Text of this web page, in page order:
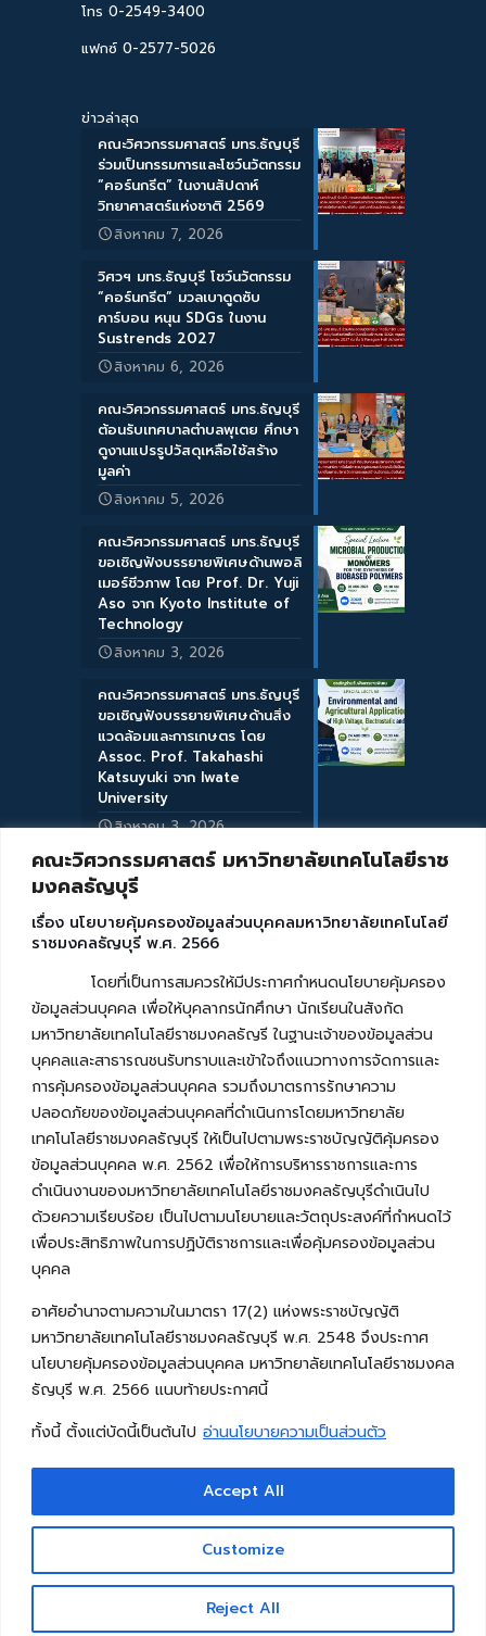
คณะวิศวกรรมศาสตร์ มหาวิทยาลัยเทคโนโลยีราช
มงคลธัญบุรี
เรื่อง นโยบายคุ้มครองข้อมูลส่วนบุคคลมหาวิทยาลัยเทคโนโลยี
ราชมงคลธัญบุรี พ.ศ. 2566
โดยที่เป็นการสมควรให้มีประกาศกำหนดนโยบายคุ้มครอง
ข้อมูลส่วนบุคคล เพื่อให้บุคลากรนักศึกษา นักเรียนในสังกัด
มหาวิทยาลัยเทคโนโลยีราชมงคลธัญรี ในฐานะเจ้าของข้อมูลส่วน
บุคคลและสาธารณชนรับทราบและเข้าใจถึงแนวทางการจัดการและ
การคุ้มครองข้อมูลส่วนบุคคล รวมถึงมาตรการรักษาความ
ปลอดภัยของข้อมูลส่วนบุคคลที่ดำเนินการโดยมหาวิทยาลัย
เทคโนโลยีราชมงคลธัญบุรี ให้เป็นไปตามพระราชบัญญัติคุ้มครอง
ข้อมูลส่วนบุคคล พ.ศ. 2562 เพื่อให้การบริหารราชการและการ
ดำเนินงานของมหาวิทยาลัยเทคโนโลยีราชมงคลธัญบุรีดำเนินไป
ด้วยความเรียบร้อย เป็นไปตามนโยบายและวัตถุประสงค์ที่กำหนดไว้
เพื่อประสิทธิภาพในการปฏิบัติราชการและเพื่อคุ้มครองข้อมูลส่วน
บุคคล
อาศัยอำนาจตามความในมาตรา 17(2) แห่งพระราชบัญญัติ
มหาวิทยาลัยเทคโนโลยีราชมงคลธัญบุรี พ.ศ. 2548 จึงประกาศ
นโยบายคุ้มครองข้อมูลส่วนบุคคล มหาวิทยาลัยเทคโนโลยีราชมงคล
ธัญบุรี พ.ศ. 2566 แนบท้ายประกาศนี้
ทั้งนี้ ตั้งแต่บัดนี้เป็นต้นไป อ่านนโยบายความเป็นส่วนตัว
Customize
Reject All
Accept All
โทร 0-2549-3400
แฟกซ์ 0-2577-5026
ข่าวล่าสุด
คณะวิศวกรรมศาสตร์ มทร.ธัญบุรี
ร่วมเป็นกรรมการและโชว์นวัตกรรม
“คอร์นกรีต” ในงานสัปดาห์
วิทยาศาสตร์แห่งชาติ 2569
สิงหาคม 7, 2026
วิศวฯ มทร.ธัญบุรี โชว์นวัตกรรม
“คอร์นกรีต” มวลเบาดูดซับ
คาร์บอน หนุน SDGs ในงาน
Sustrends 2027
สิงหาคม 6, 2026
คณะวิศวกรรมศาสตร์ มทร.ธัญบุรี
ต้อนรับเทศบาลตำบลพุเตย ศึกษา
ดูงานแปรรูปวัสดุเหลือใช้สร้าง
มูลค่า
สิงหาคม 5, 2026
คณะวิศวกรรมศาสตร์ มทร.ธัญบุรี
ขอเชิญฟังบรรยายพิเศษด้านพอลิ
เมอร์ชีวภาพ โดย Prof. Dr. Yuji
Aso จาก Kyoto Institute of
Technology
สิงหาคม 3, 2026
คณะวิศวกรรมศาสตร์ มทร.ธัญบุรี
ขอเชิญฟังบรรยายพิเศษด้านสิ่ง
แวดล้อมและการเกษตร โดย
Assoc. Prof. Takahashi
Katsuyuki จาก Iwate
University
สิงหาคม 3, 2026
Copyright © 2026 คณะวิศวกรรมศาสตร์ มหาวิทยาลัย
เทคโนโลยีราชมงคลธัญบุรี